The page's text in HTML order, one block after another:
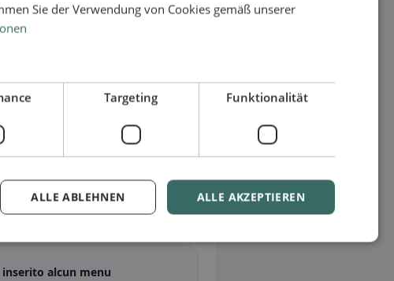
alcun menu
Sie der Verwendung von Cookies gemäß unserer
Targeting Funktionalität
ALLE AKZEPTIEREN
ALLE ABLEHNEN